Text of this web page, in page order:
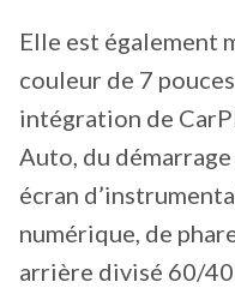
Elle est également
couleur de 7
intégration de
Auto, du
écran
numérique, de
arrière divisé 60/